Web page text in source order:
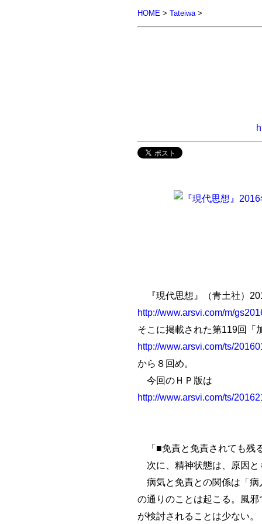
HOME> Tateiwa>
『現代思想』（青土社）
http://www.arsvi.com/m/
そこに掲載された第119回「
http://www.arsvi.com/ts/
から８回め。
今回のＨＰ版は
http://www.arsvi.com/ts/
「■免責と免責されても残
次に、精神状態は、原因と
病気と免責との関係は「病
の通りのことは起こる。風
が検討されることは少ない